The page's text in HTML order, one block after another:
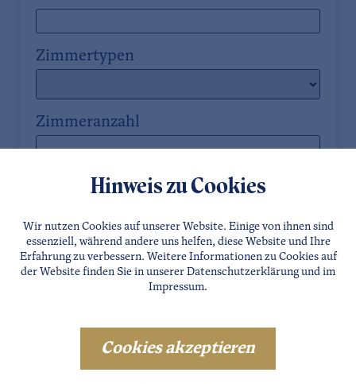
Zimmertypen
Zimmeranzahl
Anzahl Eltern
Anzahl Kinder
Vorname
Hinweis zu Cookies
Wir nutzen Cookies auf unserer Website. Einige von ihnen sind
essenziell, während andere uns helfen, diese Website und Ihre
Erfahrung zu verbessern. Weitere Informationen zu Cookies auf
der Website finden Sie in unserer Datenschutzerklärungund im
Impressum.
Cookies akzeptieren